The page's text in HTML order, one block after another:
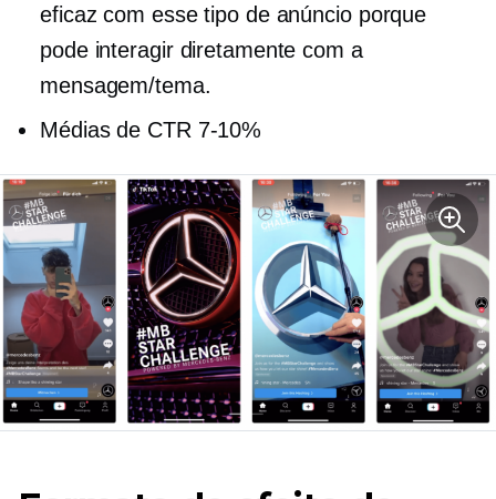
eficaz com esse tipo de anúncio porque
pode interagir diretamente com a
mensagem/tema.
Médias de CTR 7-10%